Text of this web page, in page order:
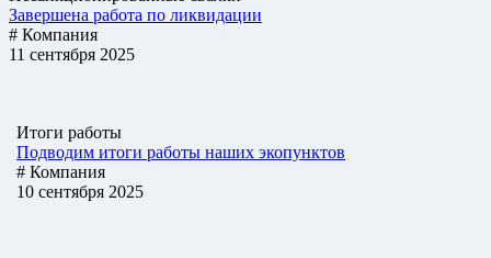
Завершена работа по ликвидации
# Компания
11 сентября 2025
Итоги работы
Подводим итоги работы наших экопунктов
# Компания
10 сентября 2025